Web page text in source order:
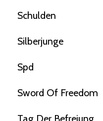
Schulden
Silberjunge
Spd
Sword Of Freedom
Tag Der Befreiung